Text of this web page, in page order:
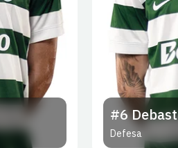
#6Debast
Defesa